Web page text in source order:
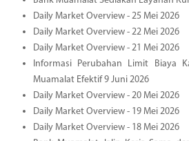
Daily Market Overview - 25 Mei 2026
Daily Market Overview - 22 Mei 2026
Daily Market Overview - 21 Mei 2026
Informasi Perubahan Limit Biaya
Muamalat Efektif 9 Juni 2026
Daily Market Overview - 20 Mei 2026
Daily Market Overview - 19 Mei 2026
Daily Market Overview - 18 Mei 2026